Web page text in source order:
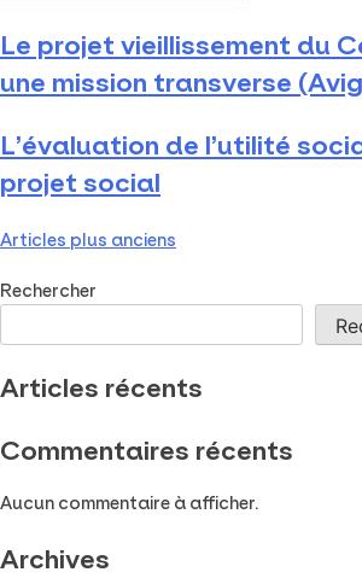
Le projet vieillissement du
une mission transverse
L’évaluation de l’utilité
projet social
Articles plus anciens
Rechercher
Articles récents
Commentaires récents
Aucun commentaire à afficher.
Archives